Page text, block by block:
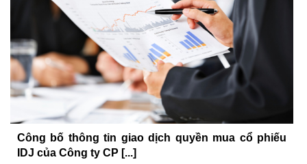
Công bố thông tin giao dịch quyền mua cổ phiếu
IDJ của Công ty CP [...]